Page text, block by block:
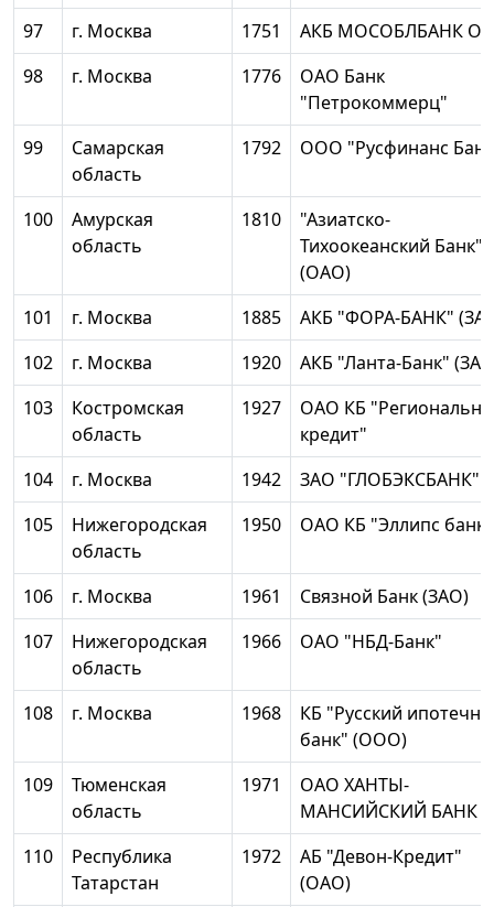
97 г. Москва 1751
АКБ МОСОБЛБАНК
98
г. Москва 1776
ОАО Банк
"Петрокоммерц"
99
Самарская
область
1792 ООО "Русфинанс
100
Амурская
область
1810
"Азиатско-
Тихоокеанский Банк"
(ОАО)
101
г. Москва 1885
АКБ "ФОРА-БАНК"
102
г. Москва 1920
АКБ "Ланта-Банк"
103
Костромская
область
1927
ОАО КБ
кредит"
104
г. Москва 1942
ЗАО "ГЛОБЭКСБАНК"
105
Нижегородская
область
1950 ОАО КБ "Эллипс банк"
106 г. Москва 1961
Связной Банк (ЗАО)
107
Нижегородская
область
1966 ОАО "НБД-Банк"
108 г. Москва 1968
КБ "Русский
банк" (ООО)
109
Тюменская
область
1971
ОАО ХАНТЫ-
МАНСИЙСКИЙ БАНК
110
Республика
Татарстан
1972
АБ "Девон-Кредит"
(ОАО)